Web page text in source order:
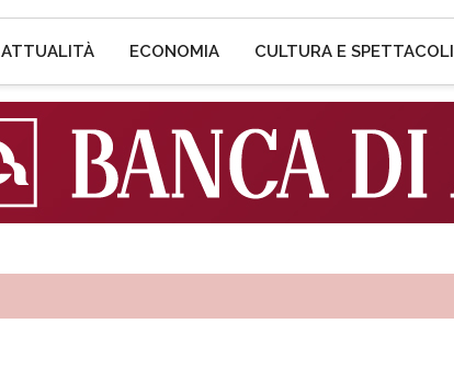
ATTUALITÀ ECONOMIA CULTURA E SPETTACOLI